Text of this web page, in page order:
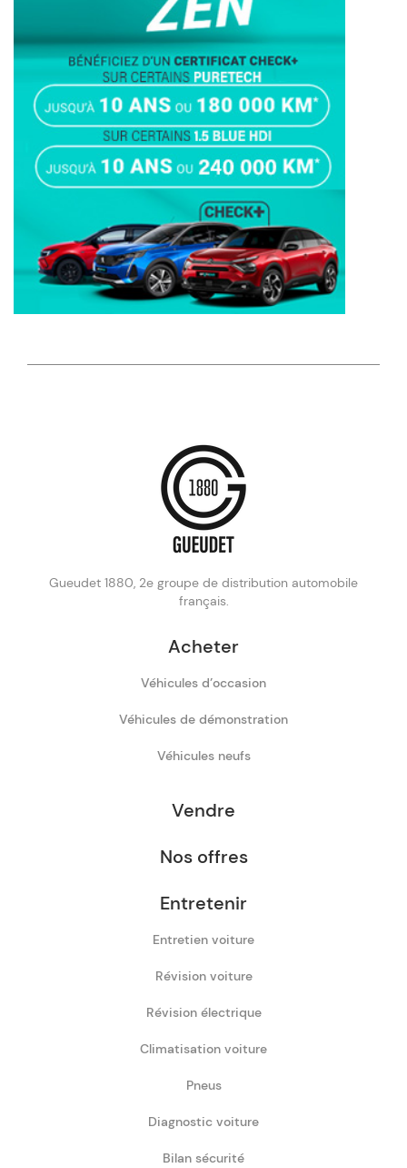
Gueudet 1880, 2e groupe de distribution automobile
français.
Acheter
Véhicules d’occasion
Véhicules de démonstration
Véhicules neufs
Vendre
Nos offres
Entretenir
Entretien voiture
Révision voiture
Révision électrique
Climatisation voiture
Pneus
Diagnostic voiture
Bilan sécurité